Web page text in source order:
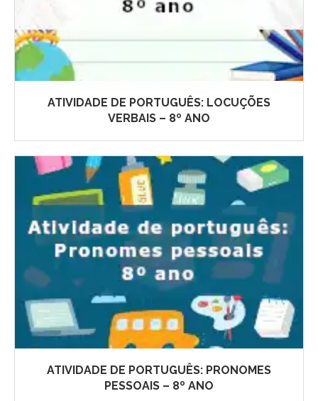
ATIVIDADE DE PORTUGUÊS: LOCUÇÕES
VERBAIS – 8º ANO
ATIVIDADE DE PORTUGUÊS: PRONOMES
PESSOAIS – 8º ANO